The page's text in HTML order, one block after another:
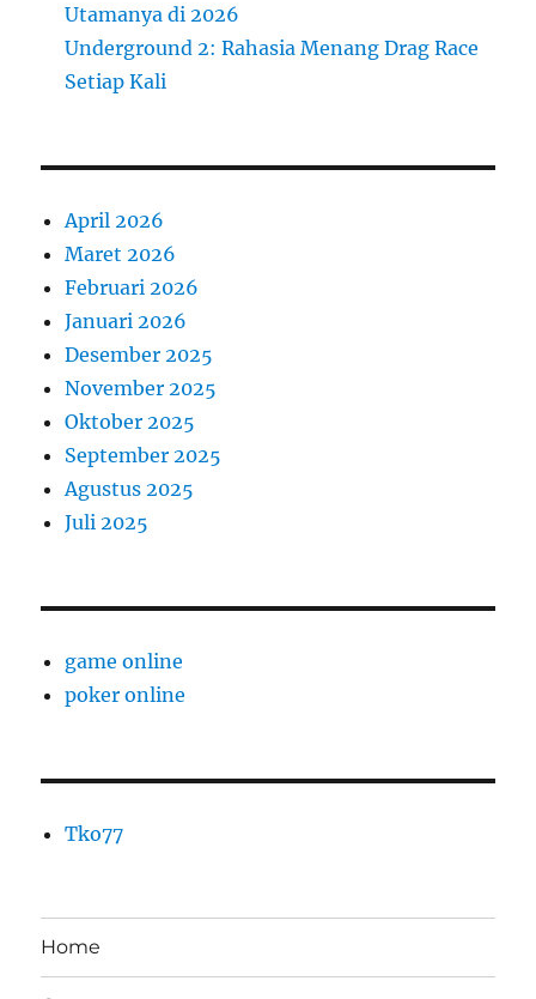
Utamanya di 2026
Underground 2: Rahasia Menang Drag Race
Setiap Kali
April 2026
Maret 2026
Februari 2026
Januari 2026
Desember 2025
November 2025
Oktober 2025
September 2025
Agustus 2025
Juli 2025
game online
poker online
Tko77
Home